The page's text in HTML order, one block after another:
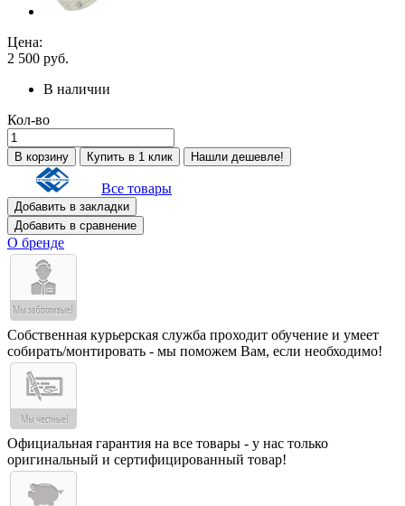
Цена:
2 500 руб.
В наличии
Кол-во
В корзину Купить в 1 клик Нашли дешевле!
Все товары
Добавить в закладки
Добавить в сравнение
О бренде
Собственная курьерская служба проходит обучение и умеет
собирать/монтировать - мы поможем Вам, если необходимо!
Официальная гарантия на все товары - у нас только
оригинальный и сертифицированный товар!